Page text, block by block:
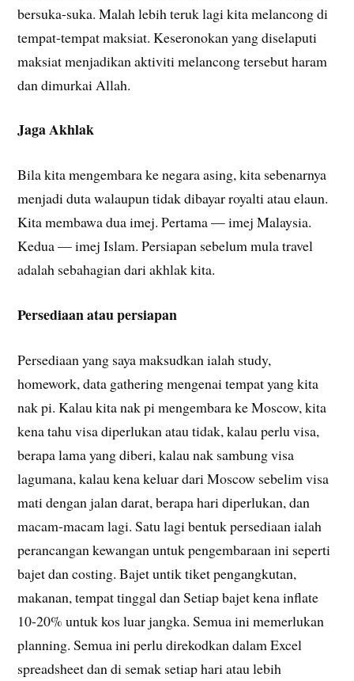
bersuka-suka. Malah lebih teruk lagi kita melancong di
tempat-tempat maksiat. Keseronokan yang diselaputi
maksiat menjadikan aktiviti melancong tersebut haram
dan dimurkai Allah.
Jaga Akhlak
Bila kita mengembara ke negara asing, kita sebenarnya
menjadi duta walaupun tidak dibayar royalti atau elaun.
Kita membawa dua imej. Pertama — imej Malaysia.
Kedua — imej Islam. Persiapan sebelum mula travel
adalah sebahagian dari akhlak kita.
Persediaan atau persiapan
Persediaan yang saya maksudkan ialah study,
homework, data gathering mengenai tempat yang kita
nak pi. Kalau kita nak pi mengembara ke Moscow, kita
kena tahu visa diperlukan atau tidak, kalau perlu visa,
berapa lama yang diberi, kalau nak sambung visa
lagumana, kalau kena keluar dari Moscow sebelim visa
mati dengan jalan darat, berapa hari diperlukan, dan
macam-macam lagi. Satu lagi bentuk persediaan ialah
perancangan kewangan untuk pengembaraan ini seperti
bajet dan costing. Bajet untik tiket pengangkutan,
makanan, tempat tinggal dan Setiap bajet kena inflate
10-20% untuk kos luar jangka. Semua ini memerlukan
planning. Semua ini perlu direkodkan dalam Excel
spreadsheet dan di semak setiap hari atau lebih